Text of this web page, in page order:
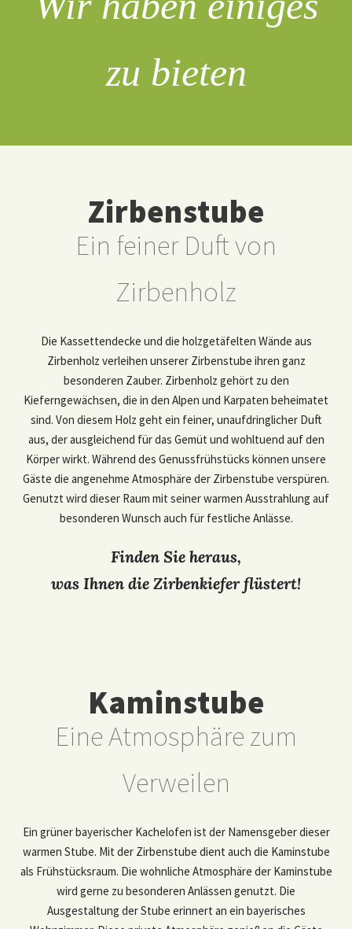
zu bieten
Zirbenstube
Ein feiner Duft von
Zirbenholz
Die Kassettendecke und die holzgetäfelten Wände aus
Zirbenholz verleihen unserer Zirbenstube ihren ganz
besonderen Zauber. Zirbenholz gehört zu den
Kieferngewächsen, die in den Alpen und Karpaten beheimatet
sind. Von diesem Holz geht ein feiner, unaufdringlicher Duft
aus, der ausgleichend für das Gemüt und wohltuend auf den
Körper wirkt. Während des Genussfrühstücks können unsere
Gäste die angenehme Atmosphäre der Zirbenstube verspüren.
Genutzt wird dieser Raum mit seiner warmen Ausstrahlung auf
besonderen Wunsch auch für festliche Anlässe.
Finden Sie heraus,
was Ihnen die Zirbenkiefer flüstert!
Kaminstube
Eine Atmosphäre zum
Verweilen
Ein grüner bayerischer Kachelofen ist der Namensgeber dieser
warmen Stube. Mit der Zirbenstube dient auch die Kaminstube
als Frühstücksraum. Die wohnliche Atmosphäre der Kaminstube
wird gerne zu besonderen Anlässen genutzt. Die
Ausgestaltung der Stube erinnert an ein bayerisches